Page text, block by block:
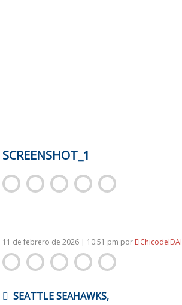
SCREENSHOT_1
11 de febrero de 2026 | 10:51 pm por ElChicodelDAI
DESEATTLE SEAHAWKS,